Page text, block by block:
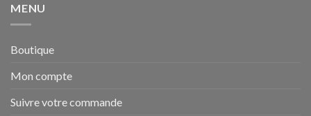
MENU
Boutique
Mon compte
Suivre votre commande